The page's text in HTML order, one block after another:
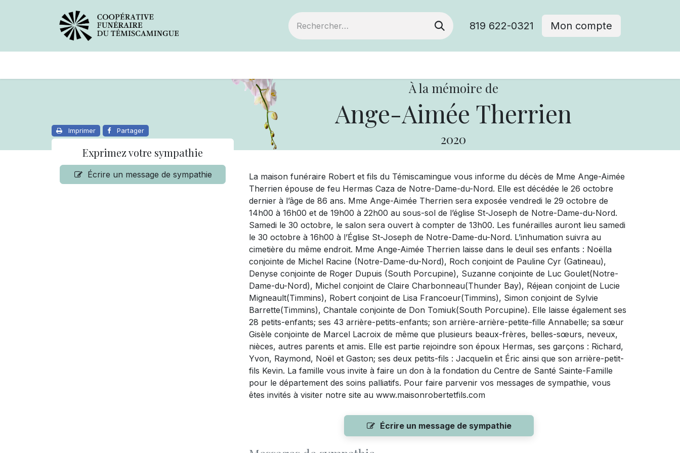
819 622-0321 Mon compte
À la mémoire de
Ange-Aimée Therrien
2020
Imprimer Partager
Exprimez votre sympathie
Écrire un message de sympathie
La maison funéraire Robert et fils du Témiscamingue vous informe du décès de Mme Ange-Aimée
Therrien épouse de feu Hermas Caza de Notre-Dame-du-Nord. Elle est décédée le 26 octobre
dernier à l’âge de 86 ans. Mme Ange-Aimée Therrien sera exposée vendredi le 29 octobre de
14h00 à 16h00 et de 19h00 à 22h00 au sous-sol de l’église St-Joseph de Notre-Dame-du-Nord.
Samedi le 30 octobre, le salon sera ouvert à compter de 13h00. Les funérailles auront lieu samedi
le 30 octobre à 16h00 à l’Église St-Joseph de Notre-Dame-du-Nord. L’inhumation suivra au
cimetière du même endroit. Mme Ange-Aimée Therrien laisse dans le deuil ses enfants : Noëlla
conjointe de Michel Racine (Notre-Dame-du-Nord), Roch conjoint de Pauline Cyr (Gatineau),
Denyse conjointe de Roger Dupuis (South Porcupine), Suzanne conjointe de Luc Goulet(Notre-
Dame-du-Nord), Michel conjoint de Claire Charbonneau(Thunder Bay), Réjean conjoint de Lucie
Migneault(Timmins), Robert conjoint de Lisa Francoeur(Timmins), Simon conjoint de Sylvie
Barrette(Timmins), Chantale conjointe de Don Tomiuk(South Porcupine). Elle laisse également ses
28 petits-enfants; ses 43 arrière-petits-enfants; son arrière-arrière-petite-fille Annabelle; sa sœur
Gisèle conjointe de Marcel Lacroix de même que plusieurs beaux-frères, belles-sœurs, neveux,
nièces, autres parents et amis. Elle est partie rejoindre son époux Hermas, ses garçons : Richard,
Yvon, Raymond, Noël et Gaston; ses deux petits-fils : Jacquelin et Éric ainsi que son arrière-petit-
fils Kevin. La famille vous invite à faire un don à la fondation du Centre de Santé Sainte-Famille
pour le département des soins palliatifs. Pour faire parvenir vos messages de sympathie, vous
êtes invités à visiter notre site au www.maisonrobertetfils.com
Écrire un message de sympathie